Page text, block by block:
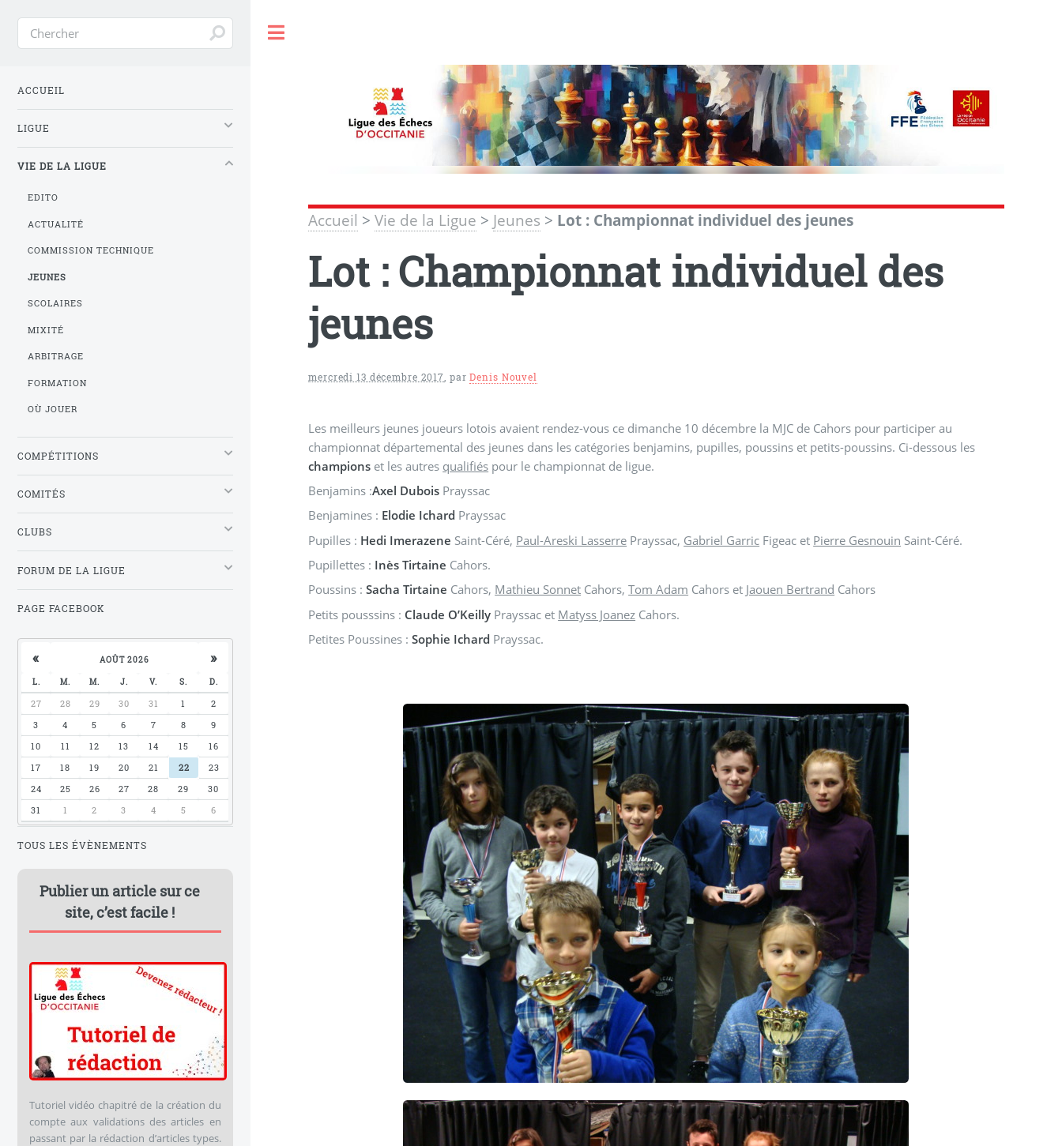
Accueil >Vie de la Ligue > Jeunes > Lot : Championnat individuel des jeunes
Lot : Championnat individuel des
jeunes
mercredi 13 décembre 2017 parDenis Nouvel
Les meilleurs jeunes joueurs lotois avaient rendez-vous ce dimanche 10 décembre la MJC de Cahors pour participer au
championnat départemental des jeunes dans les catégories benjamins, pupilles, poussins et petits-poussins. Ci-dessous les
champions et les autres qualifiés pour le championnat de ligue.
Benjamins :Axel Dubois Prayssac
Benjamines : Elodie Ichard Prayssac
Pupilles : Hedi Imerazene Saint-Céré, Paul-Areski Lasserre Prayssac, Gabriel Garric Figeac et Pierre Gesnouin Saint-Céré.
Pupillettes : Inès Tirtaine Cahors.
Poussins :Sacha Tirtaine Cahors, Mathieu Sonnet Cahors,Tom Adam Cahors et Jaouen Bertrand Cahors
Petits pousssins : Claude O’Keilly Prayssac et Matyss Joanez Cahors.
Petites Poussines :Sophie Ichard Prayssac.
ACCUEIL
LIGUE
VIE DE LA LIGUE
EDITO
ACTUALITÉ
COMMISSION TECHNIQUE
JEUNES
SCOLAIRES
MIXITÉ
ARBITRAGE
FORMATION
OÙ JOUER
COMPÉTITIONS
COMITÉS
CLUBS
FORUM DE LA LIGUE
PAGE FACEBOOK
« AOÛT 2026 »
L. M. M. J. V. S. D.
27 28 29 30 31 1
2
3
4 5 6 7 8
9
10
11 12 13 14 15
16
17
18 19 20 21 22
23
24
25 26 27 28 29
30
31
1 2 3 4 5 6
TOUS LES ÉVÈNEMENTS
Publier un article sur ce
site, c’est facile !
Tutoriel vidéo chapitré de la création du
compte aux validations des articles en
passant par la rédaction d’articles types.